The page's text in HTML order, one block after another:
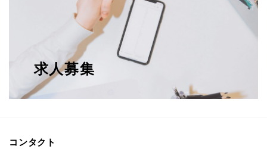
求人募集
コンタクト